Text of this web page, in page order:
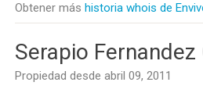
Obtener más historia whois de
Serapio
Propiedad desde abril 09, 2011